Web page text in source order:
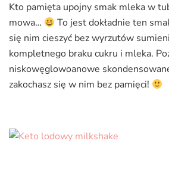
Kto pamięta upojny smak mleka w
mowa…
To jest dokładnie ten
się nim cieszyć bez wyrzutów
kompletnego braku cukru i mleka.
niskowęglowoanowe
zakochasz się w nim bez pamięci!